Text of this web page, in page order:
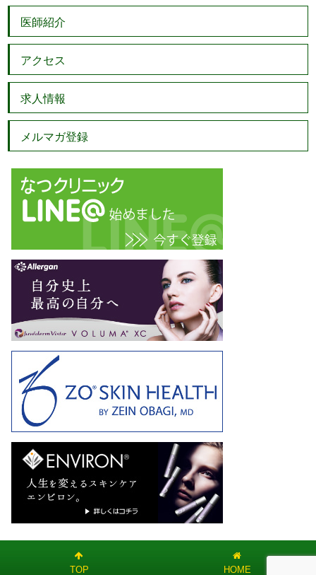
医師紹介
アクセス
求人情報
メルマガ登録
TOP HOME